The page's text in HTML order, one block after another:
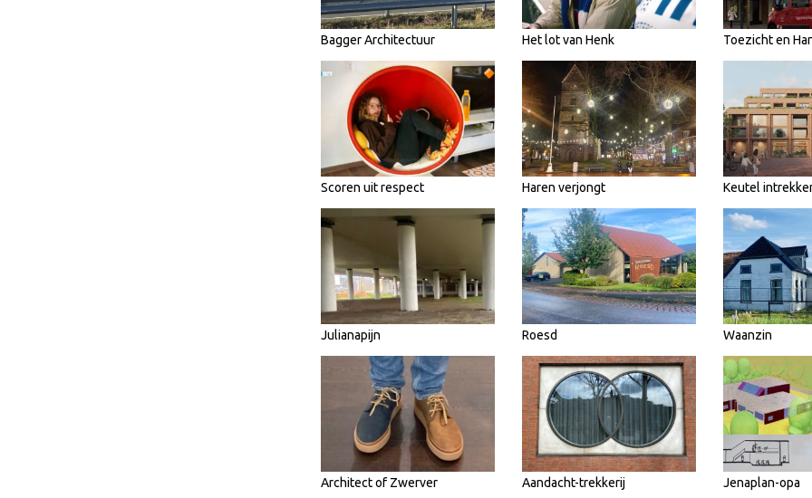
Bagger Architectuur Het lot van Henk Toezicht en
Scoren uit respect Haren verjongt Keutel
Julianapijn Roesd Waanzin
Architect of Zwerver Aandacht-trekkerij Jenaplan-opa